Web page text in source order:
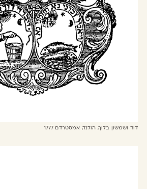
דוד ושמשון בלוך, הולנד, אמסטרדם 1777